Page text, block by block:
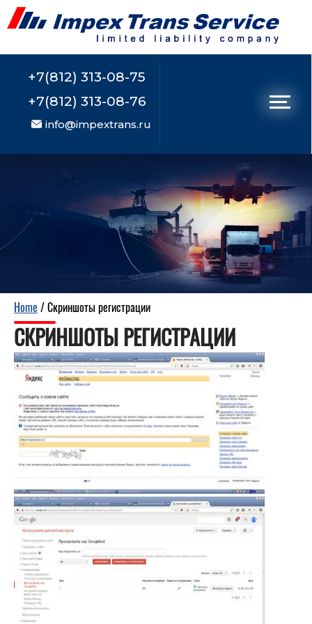
+7(812) 313-08-75
+7(812) 313-08-76
info@impextrans.ru
Home /Скриншоты регистрации
СКРИНШОТЫ РЕГИСТРАЦИИ